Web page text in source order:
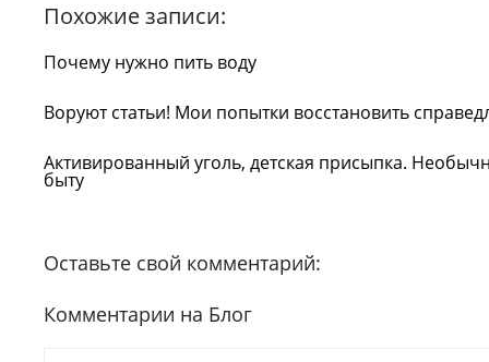
Похожие записи:
Почему нужно пить воду
Воруют статьи! Мои попытки восстановить
Активированный уголь, детская присыпка.
быту
Оставьте свой комментарий:
Комментарии на Блог